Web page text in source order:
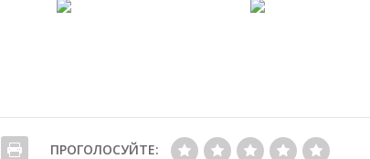
ПРОГОЛОСУЙТЕ: